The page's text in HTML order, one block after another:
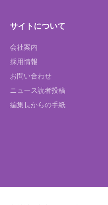
サイトについて
会社案内
採用情報
お問い合わせ
ニュース読者投稿
編集長からの手紙